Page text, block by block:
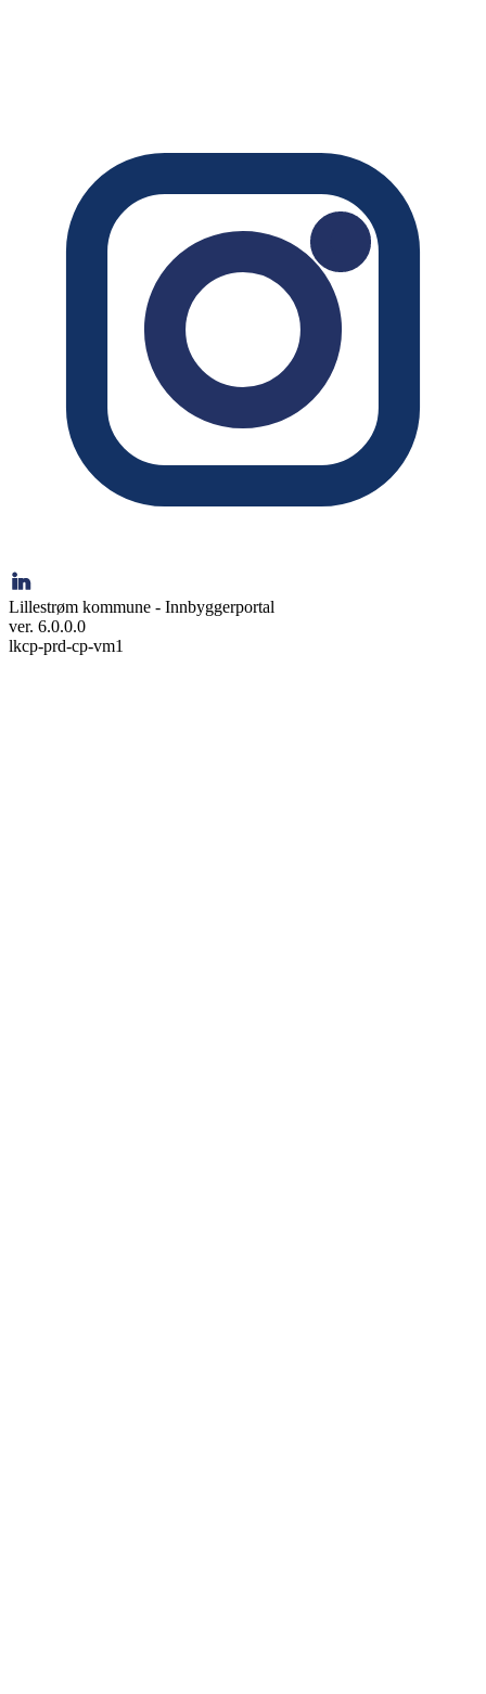
Lillestrøm kommune - Innbyggerportal
ver. 6.0.0.0
lkcp-prd-cp-vm1